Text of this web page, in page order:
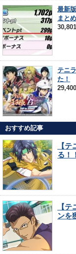
最新
まとめ
テニ
た！
おすすめ記事
【
る！！
【
ンを